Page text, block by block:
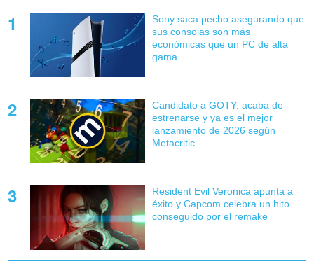
Sony saca pecho asegurando que
sus consolas son más
económicas que un PC de alta
gama
Candidato a GOTY: acaba de
estrenarse y ya es el mejor
lanzamiento de 2026 según
Metacritic
Resident Evil Veronica apunta a
éxito y Capcom celebra un hito
conseguido por el remake